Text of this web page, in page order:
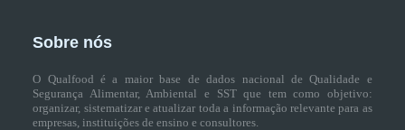
Sobre nós
O Qualfood é a maior base de dados nacional de Qualidade e
Segurança Alimentar, Ambiental e SST que tem como objetivo:
organizar, sistematizar e atualizar toda a informação relevante para as
empresas, instituições de ensino e consultores.